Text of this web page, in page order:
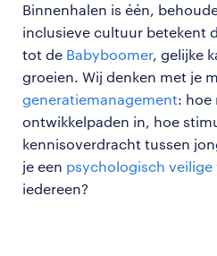
Binnenhalen is één,
inclusieve cultuur betekent
tot de Babyboomer, gelijke
groeien. Wij denken met je
generatiemanagement: hoe
ontwikkelpaden in, hoe
kennisoverdracht tussen
je een psychologisch
iedereen?